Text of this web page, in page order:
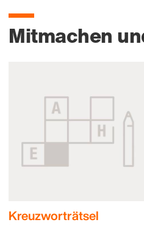
Mitmachen
Kreuzworträtsel